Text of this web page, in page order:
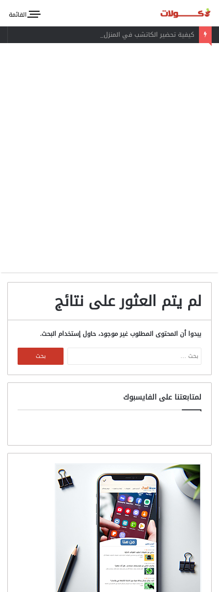
القائمة
كيفية تحضير الكاتشب في المنزل
لم يتم العثور على نتائج
يبدوا أن المحتوى المطلوب غير موجود، حاول إستخدام البحث.
البحث
عن:
لمتابعتنا على الفايسبوك